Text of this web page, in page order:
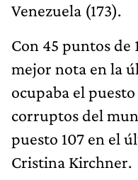
Venezuela (173).
Con 45 puntos
mejor nota en la
ocupaba el
corruptos del
puesto 107 en el
Cristina Kirchner.